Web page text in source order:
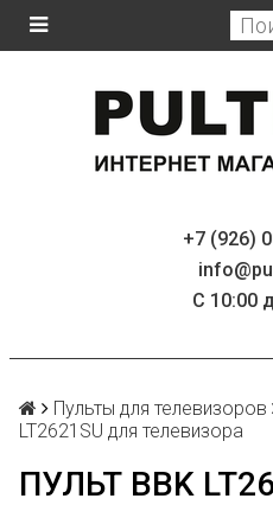
+7 (926)
С 10:00
Пульты для телевизоров
LT2621SU для телевизора
ПУЛЬТ BBK